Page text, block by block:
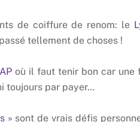
de coiffure de renom: le
tellement de choses !
où il faut tenir bon car une
toujours par payer…
» sont de vrais défis